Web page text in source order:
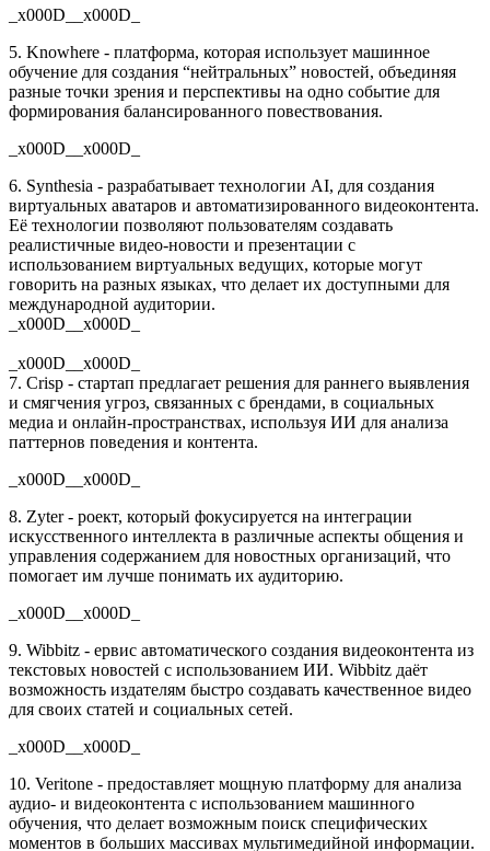
_x000D__x000D_
5. Knowhere - платформа, которая использует машинное
обучение для создания “нейтральных” новостей, объединяя
разные точки зрения и перспективы на одно событие для
формирования балансированного повествования.
_x000D__x000D_
6. Synthesia - разрабатывает технологии AI, для создания
виртуальных аватаров и автоматизированного видеоконтента.
Её технологии позволяют пользователям создавать
реалистичные видео-новости и презентации с
использованием виртуальных ведущих, которые могут
говорить на разных языках, что делает их доступными для
международной аудитории.
_x000D__x000D_
_x000D__x000D_
7. Crisp - стартап предлагает решения для раннего выявления
и смягчения угроз, связанных с брендами, в социальных
медиа и онлайн-пространствах, используя ИИ для анализа
паттернов поведения и контента.
_x000D__x000D_
8. Zyter - роект, который фокусируется на интеграции
искусственного интеллекта в различные аспекты общения и
управления содержанием для новостных организаций, что
помогает им лучше понимать их аудиторию.
_x000D__x000D_
9. Wibbitz - ервис автоматического создания видеоконтента из
текстовых новостей с использованием ИИ. Wibbitz даёт
возможность издателям быстро создавать качественное видео
для своих статей и социальных сетей.
_x000D__x000D_
10. Veritone - предоставляет мощную платформу для анализа
аудио- и видеоконтента с использованием машинного
обучения, что делает возможным поиск специфических
моментов в больших массивах мультимедийной информации.